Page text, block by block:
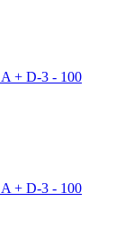
+ D-3 - 100
+ D-3 - 100